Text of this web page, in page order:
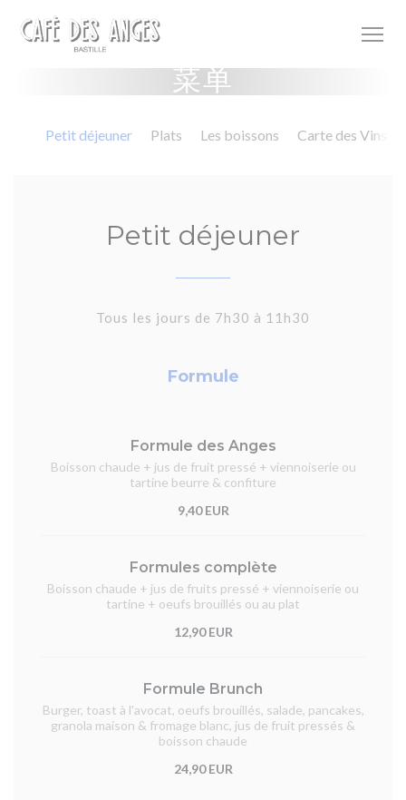
菜单
Petit déjeuner Plats Les boissons Carte des Vins
Petit déjeuner
Tous les jours de 7h30 à 11h30
Formule
Formule des Anges
Boisson chaude + jus de fruit pressé + viennoiserie ou
tartine beurre & confiture
9,40 EUR
Formules complète
Boisson chaude + jus de fruits pressé + viennoiserie ou
tartine + oeufs brouillés ou au plat
12,90 EUR
Formule Brunch
Burger, toast à l'avocat, oeufs brouillés, salade, pancakes,
granola maison & fromage blanc, jus de fruit pressés &
boisson chaude
24,90 EUR